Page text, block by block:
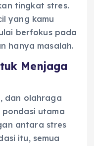
tingkat stres.
yang kamu
berfokus pada
hanya masalah.
Menjaga
dan olahraga
utama
antara stres
itu, semua